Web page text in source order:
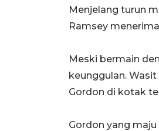
Menjelang turun
Ramsey
Meski bermain
keunggulan.
Gordon di kotak
Gordon yang